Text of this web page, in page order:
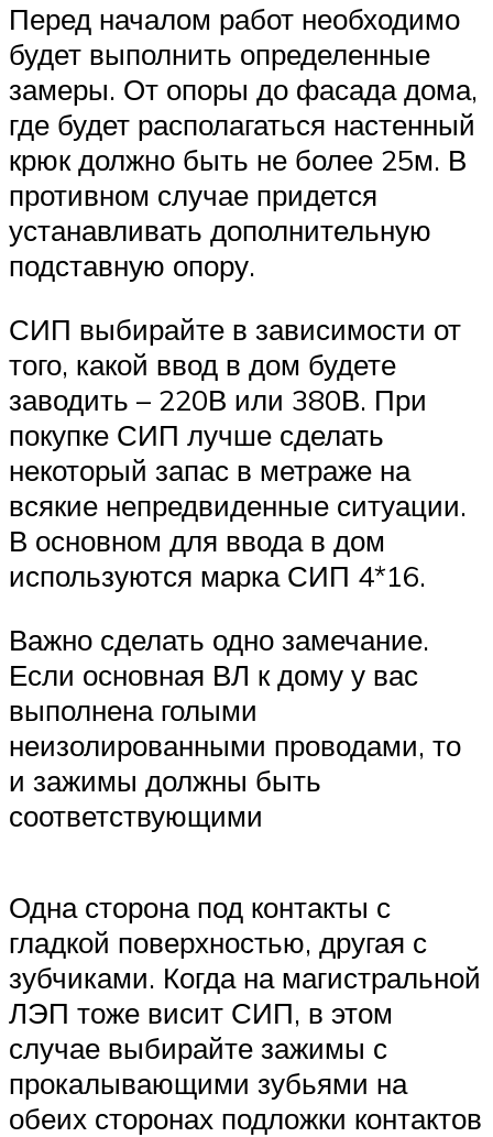
Перед началом работ необходимо
будет выполнить определенные
замеры. От опоры до фасада дома,
где будет располагаться настенный
крюк должно быть не более 25м. В
противном случае придется
устанавливать дополнительную
подставную опору.
СИП выбирайте в зависимости от
того, какой ввод в дом будете
заводить – 220В или 380В. При
покупке СИП лучше сделать
некоторый запас в метраже на
всякие непредвиденные ситуации.
В основном для ввода в дом
используются марка СИП 4*16.
Важно сделать одно замечание.
Если основная ВЛ к дому у вас
выполнена голыми
неизолированными проводами, то
и зажимы должны быть
соответствующими
Одна сторона под контакты с
гладкой поверхностью, другая с
зубчиками. Когда на магистральной
ЛЭП тоже висит СИП, в этом
случае выбирайте зажимы с
прокалывающими зубьями на
обеих сторонах подложки контактов